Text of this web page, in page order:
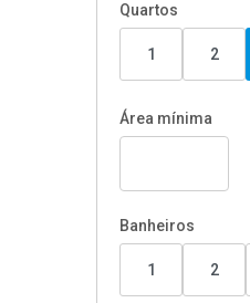
Quartos
1 2
Área mínima
Banheiros
1 2